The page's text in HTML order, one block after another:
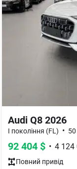
Audi Q8 2026
I покоління (FL) •
92 404 $ • 4 124
Повний привід